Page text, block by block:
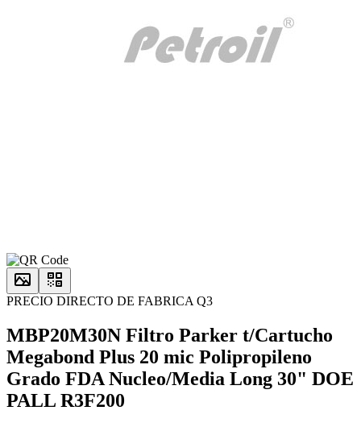
PRECIO DIRECTO DE FABRICA Q3
MBP20M30N Filtro Parker t/Cartucho
Megabond Plus 20 mic Polipropileno
Grado FDA Nucleo/Media Long 30" DOE
PALL R3F200